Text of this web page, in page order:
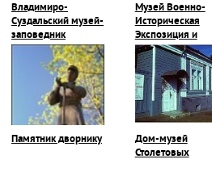
Владимиро-
Суздальский музей-
заповедник
Музей Военно-
Историческая
Экспозиция и
Галерея Героев-
Владимирцев
Памятник дворнику
Дом-музей
Столетовых